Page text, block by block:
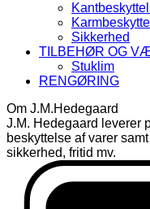
Sikkerhed
TILBEHØR OG
Stuklim
RENGØRING
Om J.M.Hedegaard
J.M. Hedegaard leverer
beskyttelse af varer
sikkerhed, fritid mv.